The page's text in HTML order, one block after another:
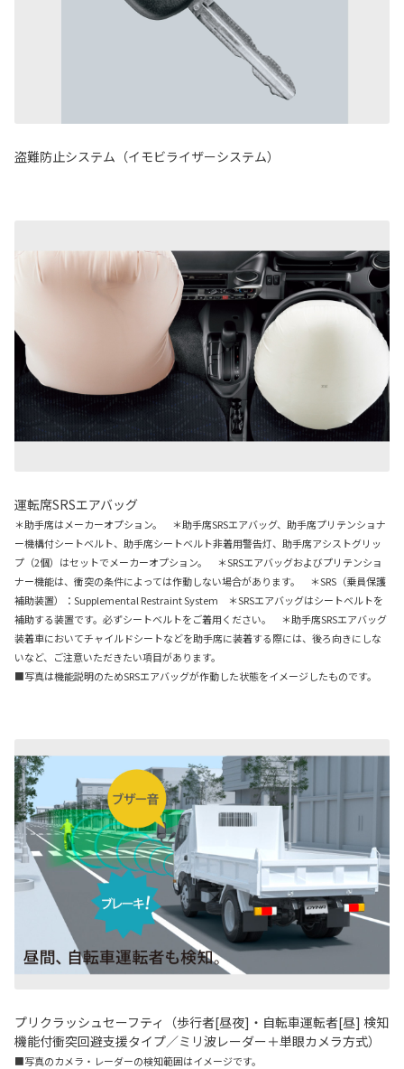
盗難防止システム（イモビライザーシステム）
運転席SRSエアバッグ
＊助手席はメーカーオプション。 ＊助手席SRSエアバッグ、助手席プリテンショナ
ー機構付シートベルト、助手席シートベルト非着用警告灯、助手席アシストグリッ
プ（2個）はセットでメーカーオプション。 ＊SRSエアバッグおよびプリテンショ
ナー機能は、衝突の条件によっては作動しない場合があります。 ＊SRS（乗員保護
補助装置）：Supplemental Restraint System ＊SRSエアバッグはシートベルトを
補助する装置です。必ずシートベルトをご着用ください。 ＊助手席SRSエアバッグ
装着車においてチャイルドシートなどを助手席に装着する際には、後ろ向きにしな
いなど、ご注意いただきたい項目があります。
■写真は機能説明のためSRSエアバッグが作動した状態をイメージしたものです。
プリクラッシュセーフティ（歩行者[昼夜]・自転車運転者[昼] 検知
機能付衝突回避支援タイプ／ミリ波レーダー＋単眼カメラ方式）
■写真のカメラ・レーダーの検知範囲はイメージです。